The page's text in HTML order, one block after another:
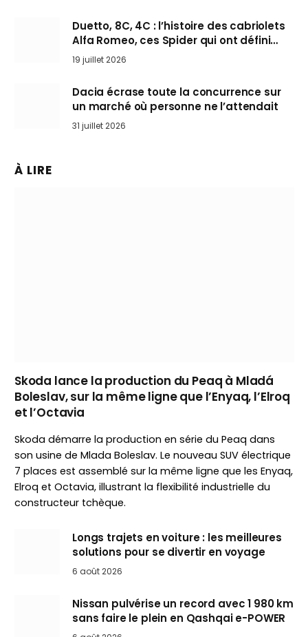
Duetto, 8C, 4C : l’histoire des cabriolets
Alfa Romeo, ces Spider qui ont défini
l’art de rouler cheveux au vent
19 juillet 2026
Dacia écrase toute la concurrence sur
un marché où personne ne l’attendait
31 juillet 2026
À LIRE
Skoda lance la production du Peaq à Mladá
Boleslav, sur la même ligne que l’Enyaq, l’Elroq
et l’Octavia
Skoda démarre la production en série du Peaq dans
son usine de Mlada Boleslav. Le nouveau SUV électrique
7 places est assemblé sur la même ligne que les Enyaq,
Elroq et Octavia, illustrant la flexibilité industrielle du
constructeur tchèque.
Longs trajets en voiture : les meilleures
solutions pour se divertir en voyage
6 août 2026
Nissan pulvérise un record avec 1 980 km
sans faire le plein en Qashqai e-POWER